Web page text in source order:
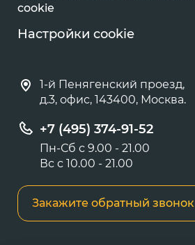
cookie
Настройки cookie
1-й Пенягенский проезд,
д.3, офис, 143400, Москва.
+7 (495) 374-91-52
Пн-Сб с 9.00 - 21.00
Вс с 10.00 - 21.00
Закажите обратный звонок